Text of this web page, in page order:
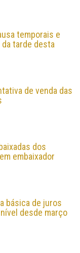
temporais e
da tarde desta
de venda das
dos
embaixador
básica de juros
desde março